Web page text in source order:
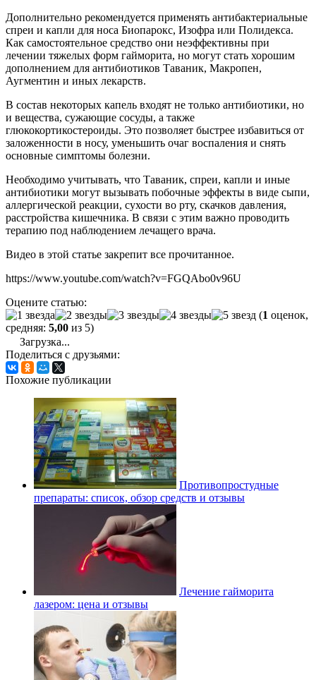
Дополнительно рекомендуется применять антибактериальные
спреи и капли для носа Биопарокс, Изофра или Полидекса.
Как самостоятельное средство они неэффективны при
лечении тяжелых форм гайморита, но могут стать хорошим
дополнением для антибиотиков Таваник, Макропен,
Аугментин и иных лекарств.
В состав некоторых капель входят не только антибиотики, но
и вещества, сужающие сосуды, а также
глюкокортикостероиды. Это позволяет быстрее избавиться от
заложенности в носу, уменьшить очаг воспаления и снять
основные симптомы болезни.
Необходимо учитывать, что Таваник, спреи, капли и иные
антибиотики могут вызывать побочные эффекты в виде сыпи,
аллергической реакции, сухости во рту, скачков давления,
расстройства кишечника. В связи с этим важно проводить
терапию под наблюдением лечащего врача.
Видео в этой статье закрепит все прочитанное.
https://www.youtube.com/watch?v=FGQAbo0v96U
Оцените статью:
(1 оценок,
средняя: 5,00 из 5)
Загрузка...
Поделиться с друзьями:
Похожие публикации
Противопростудные
препараты: список, обзор средств и отзывы
Лечение гайморита
лазером: цена и отзывы